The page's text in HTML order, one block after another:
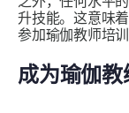
升技能。这意味
参加瑜伽教师培
成为瑜伽教